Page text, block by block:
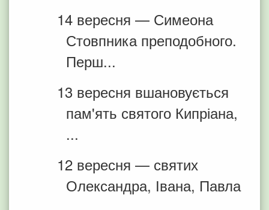
14 вересня — Симеона
Стовпника преподобного.
Перш...
13 вересня вшановується
пам'ять святого Кипріана,
...
12 вересня — святих
Олександра, Івана, Павла